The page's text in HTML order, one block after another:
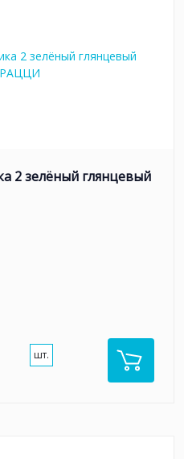
2 зелёный глянцевый
шт.